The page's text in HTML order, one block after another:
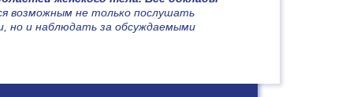
пищевода, легкого и
возможным не только послушать
но и наблюдать за обсуждаемыми